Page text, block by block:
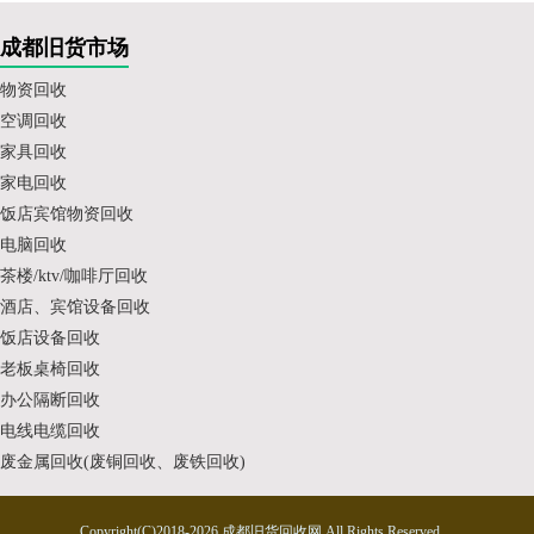
成都旧货市场
物资回收
空调回收
家具回收
家电回收
饭店宾馆物资回收
电脑回收
茶楼/ktv/咖啡厅回收
酒店、宾馆设备回收
饭店设备回收
老板桌椅回收
办公隔断回收
电线电缆回收
废金属回收(废铜回收、废铁回收)